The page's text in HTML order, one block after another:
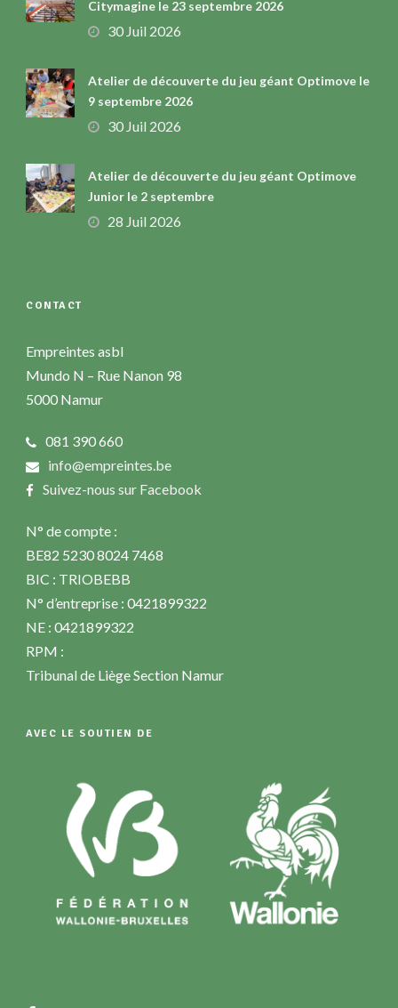
Citymagine le 23 septembre 2026
30 Juil 2026
Atelier de découverte du jeu géant Optimove le
9 septembre 2026
30 Juil 2026
Atelier de découverte du jeu géant Optimove
Junior le 2 septembre
28 Juil 2026
CONTACT
Empreintes asbl
Mundo N – Rue Nanon 98
5000 Namur
081 390 660
info@empreintes.be
Suivez-nous sur Facebook
N° de compte :
BE82 5230 8024 7468
BIC : TRIOBEBB
N° d’entreprise : 0421899322
NE : 0421899322
RPM :
Tribunal de Liège Section Namur
AVEC LE SOUTIEN DE